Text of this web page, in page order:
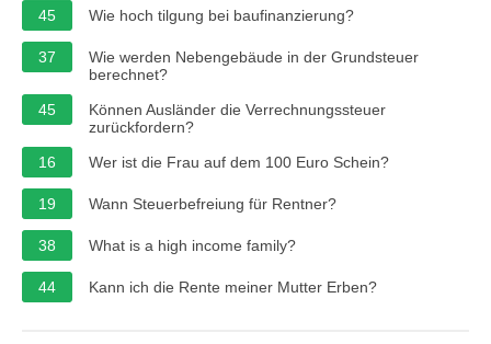
45
Wie hoch tilgung bei baufinanzierung?
37
Wie werden Nebengebäude in der Grundsteuer
berechnet?
45
Können Ausländer die Verrechnungssteuer
zurückfordern?
16
Wer ist die Frau auf dem 100 Euro Schein?
19 Wann Steuerbefreiung für Rentner?
38 What is a high income family?
44 Kann ich die Rente meiner Mutter Erben?